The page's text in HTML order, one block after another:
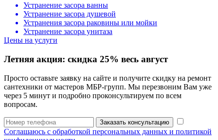
Устранение засора ванны
Устранение засора душевой
Устранения засора раковины или мойки
Устранение засора унитаза
Цены на услуги
Летняя акция: скидка 25% весь август
Просто оставьте заявку на сайте и получите скидку на ремонт
сантехники от мастеров МБР-групп. Мы перезвоним Вам уже
через 5 минут и подробно проконсультируем по всем
вопросам.
Заказать консультацию
Соглашаюсь с обработкой персональных данных и политикой